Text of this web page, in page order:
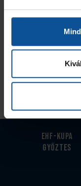
EHF-Kupa
győztes